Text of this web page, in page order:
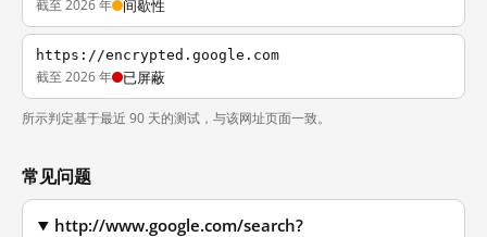
截至 2026 年 间歇性
https://encrypted.google.com
截至 2026 年 已屏蔽
所示判定基于最近 90 天的测试，与该网址页面一致。
常见问题
http://www.google.com/search?